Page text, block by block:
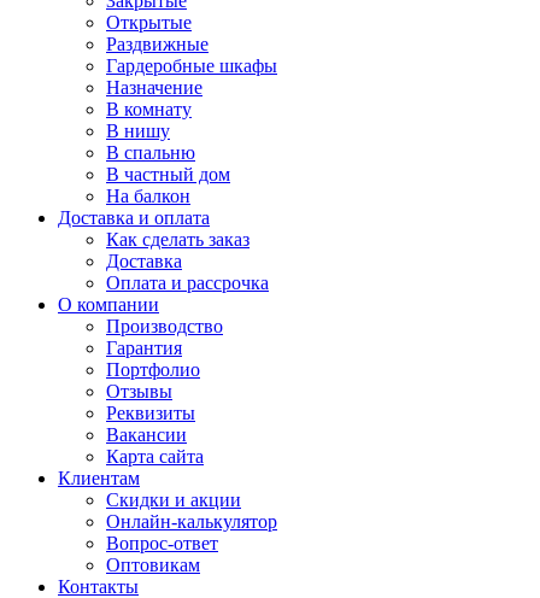
Открытые
Раздвижные
Гардеробные шкафы
Назначение
В комнату
В нишу
В спальню
В частный дом
На балкон
Доставка и оплата
Как сделать заказ
Доставка
Оплата и рассрочка
О компании
Производство
Гарантия
Портфолио
Отзывы
Реквизиты
Вакансии
Карта сайта
Клиентам
Скидки и акции
Онлайн-калькулятор
Вопрос-ответ
Оптовикам
Контакты